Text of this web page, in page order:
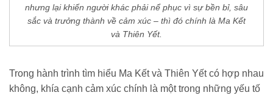
nhưng lại khiến người khác phải nể phục vì sự bền bỉ, sâu
sắc và trưởng thành về cảm xúc – thì đó chính là Ma Kết
và Thiên Yết.
Trong hành trình tìm hiểu Ma Kết và Thiên Yết có hợp nhau
không, khía cạnh cảm xúc chính là một trong những yếu tố